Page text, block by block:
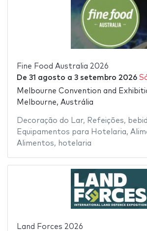
Fine Food Australia 2026
De 31 agosto a 3 setembro 2026
Melbourne Convention and
Melbourne, Austrália
Decoração do Lar, Refeições,
Equipamentos para Hotelaria,
Alimentos, hotelaria
Land Forces 2026